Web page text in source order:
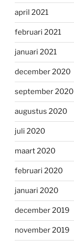
april 2021
februari 2021
januari 2021
december 2020
september 2020
augustus 2020
juli 2020
maart 2020
februari 2020
januari 2020
december 2019
november 2019